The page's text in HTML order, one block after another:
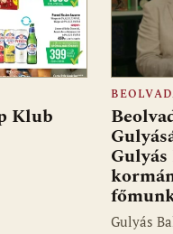
Klub
Gulyás
Gulyás